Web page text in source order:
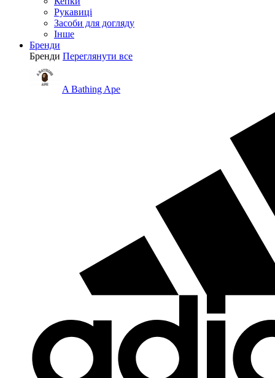
Рукавиці
Засоби для догляду
Інше
Бренди
Бренди Переглянути все
A Bathing Ape